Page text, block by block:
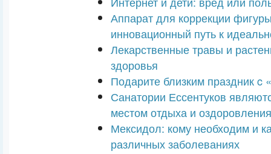
Аппарат для коррекции
инновационный путь к
Лекарственные травы и
здоровья
Подарите близким праздник c
Санатории Ессентуков
местом отдыха и оздоровления
Мексидол: кому необходим и
различных заболеваниях